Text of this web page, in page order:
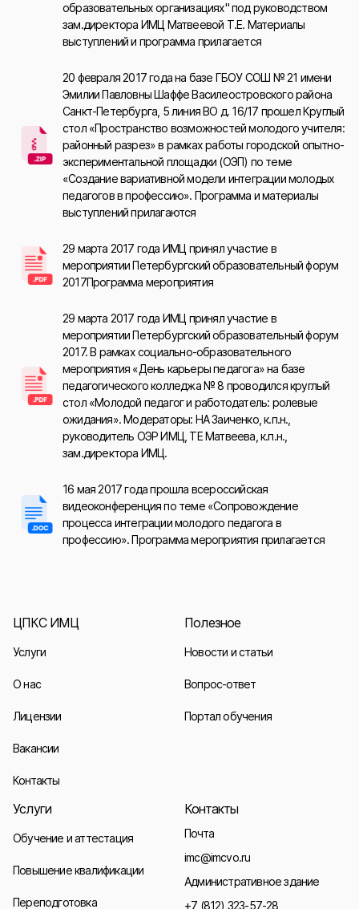
образовательных организациях" под руководством
зам.директора ИМЦ Матвеевой Т.Е. Материалы
выступлений и программа прилагается
20 февраля 2017 года на базе ГБОУ СОШ № 21 имени
Эмилии Павловны Шаффе Василеостровского района
Санкт-Петербурга, 5 линия ВО д. 16/17 прошел Круглый
стол «Пространство возможностей молодого учителя:
районный разрез» в рамках работы городской опытно-
экспериментальной площадки (ОЭП) по теме
«Создание вариативной модели интеграции молодых
педагогов в профессию». Программа и материалы
выступлений прилагаются
29 марта 2017 года ИМЦ принял участие в
мероприятии Петербургский образовательный форум
2017Программа мероприятия
29 марта 2017 года ИМЦ принял участие в
мероприятии Петербургский образовательный форум
2017. В рамках социально-образовательного
мероприятия «День карьеры педагога» на базе
педагогического колледжа № 8 проводился круглый
стол «Молодой педагог и работодатель: ролевые
ожидания». Модераторы: НА Заиченко, к.п.н.,
руководитель ОЭР ИМЦ, ТЕ Матвеева, к.п.н.,
зам.директора ИМЦ.
16 мая 2017 года прошла всероссийская
видеоконференция по теме «Сопровождение
процесса интеграции молодого педагога в
профессию». Программа мероприятия прилагается
ЦПКС ИМЦ
Услуги
О нас
Лицензии
Вакансии
Контакты
Полезное
Новости и статьи
Вопрос-ответ
Портал обучения
Услуги
Обучение и аттестация
Повышение квалификации
Переподготовка
Контакты
Почта
imc@imcvo.ru
Административное здание
+7 (812) 323-57-28